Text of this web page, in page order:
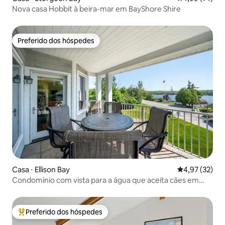
Nova casa Hobbit à beira-mar em BayShore Shire
Preferido dos hóspedes
Preferido dos hóspedes
Casa ⋅ Ellison Bay 4,97 de uma
4,97 (32)
Condomínio com vista para a água que aceita cães em
Entre os melhores preferidos dos hóspedes
Preferido dos hóspedes